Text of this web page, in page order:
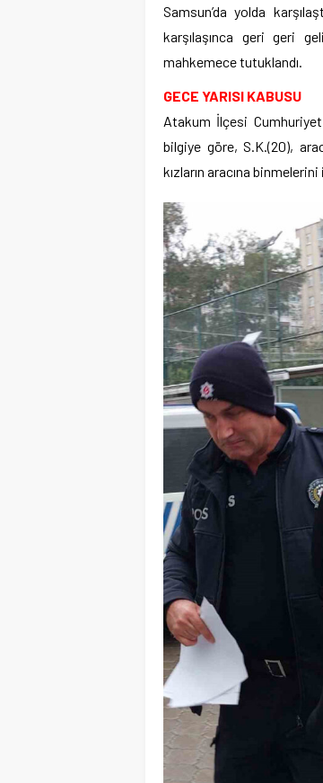
Samsun’da yolda
karşılaşınca geri geri
mahkemece tutuklandı.
GECE YARISI KABUSU
Atakum İlçesi
bilgiye göre, S.K.(20),
kızların aracına